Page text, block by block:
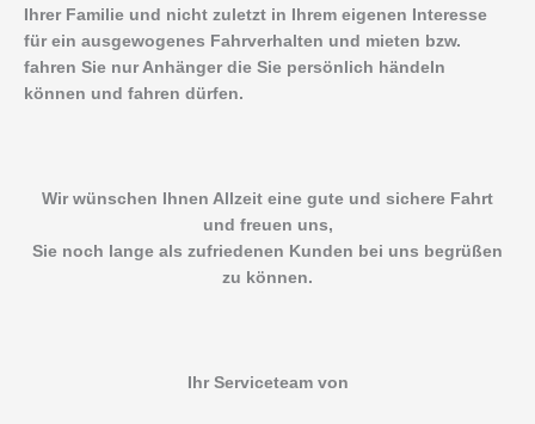
Ihrer Familie und nicht zuletzt in Ihrem eigenen Interesse
für ein ausgewogenes Fahrverhalten und mieten bzw.
fahren Sie nur Anhänger die Sie persönlich händeln
können und fahren dürfen.
Wir wünschen Ihnen Allzeit eine gute und sichere Fahrt
und freuen uns,
Sie noch lange als zufriedenen Kunden bei uns begrüßen
zu können.
Ihr Serviceteam von